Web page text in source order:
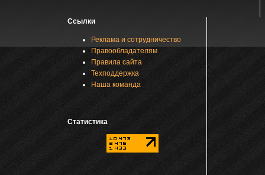
Ссылки
Реклама и сотрудничество
Правообладателям
Правила сайта
Техподдержка
Наша команда
Статистика